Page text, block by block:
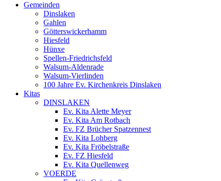
Gemeinden
Dinslaken
Gahlen
Götterswickerhamm
Hiesfeld
Hünxe
Spellen-Friedrichsfeld
Walsum-Aldenrade
Walsum-Vierlinden
100 Jahre Ev. Kirchenkreis Dinslaken
Kitas
DINSLAKEN
Ev. Kita Alette Meyer
Ev. Kita Am Rotbach
Ev. FZ Brücher Spatzennest
Ev. Kita Lohberg
Ev. Kita Fröbelstraße
Ev. FZ Hiesfeld
Ev. Kita Quellenweg
VOERDE